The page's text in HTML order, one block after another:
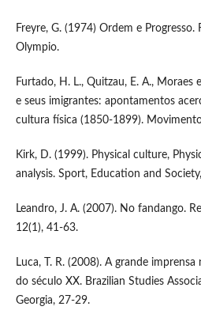
Freyre, G. (1974) Ordem e Progresso.
Olympio.
Furtado, H. L., Quitzau, E. A., Moraes
e seus imigrantes: apontamentos
cultura física (1850-1899).
Kirk, D. (1999). Physical culture,
analysis. Sport, Education and
Leandro, J. A. (2007). No fandango.
12(1), 41-63.
Luca, T. R. (2008). A grande
do século XX. Brazilian Studies
Georgia, 27-29.